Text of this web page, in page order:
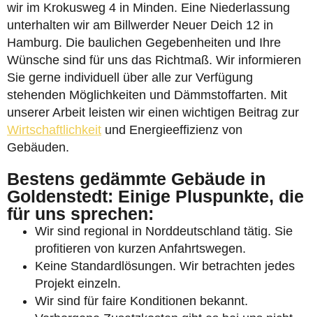
wir im Krokusweg 4 in Minden. Eine Niederlassung
unterhalten wir am Billwerder Neuer Deich 12 in
Hamburg. Die baulichen Gegebenheiten und Ihre
Wünsche sind für uns das Richtmaß. Wir informieren
Sie gerne individuell über alle zur Verfügung
stehenden Möglichkeiten und Dämmstoffarten. Mit
unserer Arbeit leisten wir einen wichtigen Beitrag zur
Wirtschaftlichkeit und Energieeffizienz von
Gebäuden.
Bestens gedämmte Gebäude in
Goldenstedt: Einige Pluspunkte, die
für uns sprechen:
Wir sind regional in Norddeutschland tätig. Sie
profitieren von kurzen Anfahrtswegen.
Keine Standardlösungen. Wir betrachten jedes
Projekt einzeln.
Wir sind für faire Konditionen bekannt.